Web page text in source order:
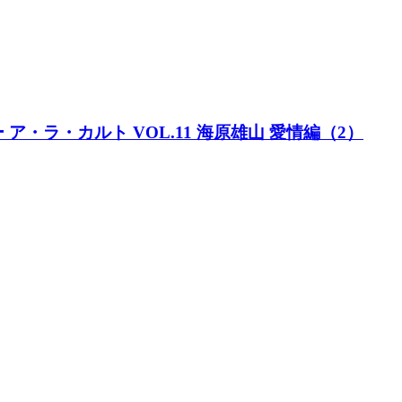
・ラ・カルト VOL.11 海原雄山 愛情編（2）